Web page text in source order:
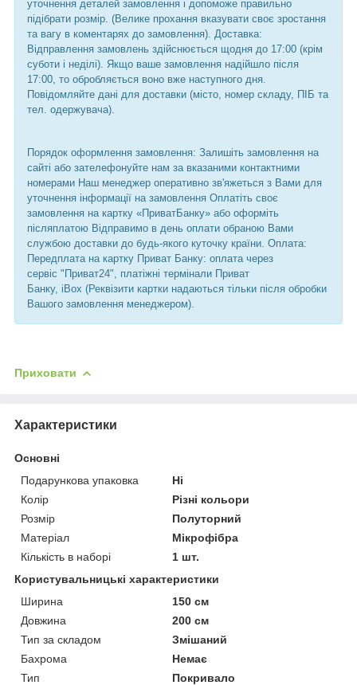
уточнення деталей замовлення і допоможе правильно
підібрати розмір. (Велике прохання вказувати своє зростання
та вагу в коментарях до замовлення). Доставка:
Відправлення замовлень здійснюється щодня до 17:00 (крім
суботи і неділі). Якщо ваше замовлення надійшло після
17:00, то обробляється воно вже наступного дня.
Повідомляйте дані для доставки (місто, номер складу, ПІБ та
тел. одержувача).
Порядок оформлення замовлення: Залишіть замовлення на
сайті або зателефонуйте нам за вказаними контактними
номерами Наш менеджер оперативно зв'яжеться з Вами для
уточнення інформації на замовлення Оплатіть своє
замовлення на картку «ПриватБанку» або оформіть
післяплатою Відправимо в день оплати обраною Вами
службою доставки до будь-якого куточку країни. Оплата:
Передплата на картку Приват Банку: оплата через
сервіс "Приват24", платіжні термінали Приват
Банку, iBox (Реквізити картки надаються тільки після обробки
Вашого замовлення менеджером).
Приховати
Характеристики
Основні
Подарункова упаковка
Ні
Колір
Різні кольори
Розмір
Полуторний
Матеріал
Мікрофібра
Кількість в наборі
1 шт.
Користувальницькі характеристики
Ширина
150 см
Довжина
200 см
Тип за складом
Змішаний
Бахрома
Немає
Тип
Покривало